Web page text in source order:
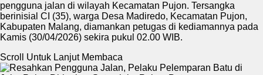
pengguna jalan di wilayah Kecamatan Pujon. Tersangka
berinisial CI (35), warga Desa Madiredo, Kecamatan Pujon,
Kabupaten Malang, diamankan petugas di kediamannya pada
Kamis (30/04/2026) sekira pukul 02.00 WIB.
Scroll Untuk Lanjut Membaca